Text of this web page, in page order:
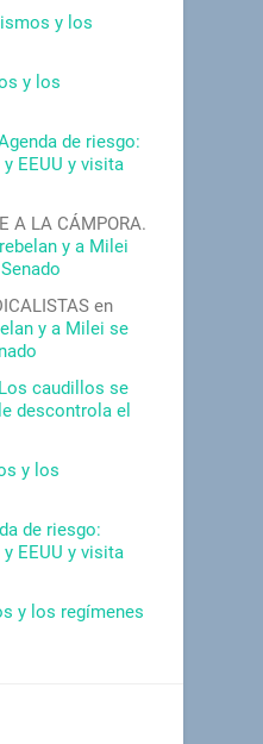
y los
y los
de riesgo:
EEUU y visita
A LA CÁMPORA.
y a Milei
en
y a Milei se
Los caudillos se
descontrola el
y los
de riesgo:
EEUU y visita
y los regímenes